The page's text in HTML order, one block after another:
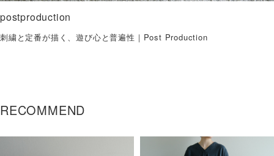
postproduction
刺繍と定番が描く、遊び心と普遍性｜Post Production
RECOMMEND